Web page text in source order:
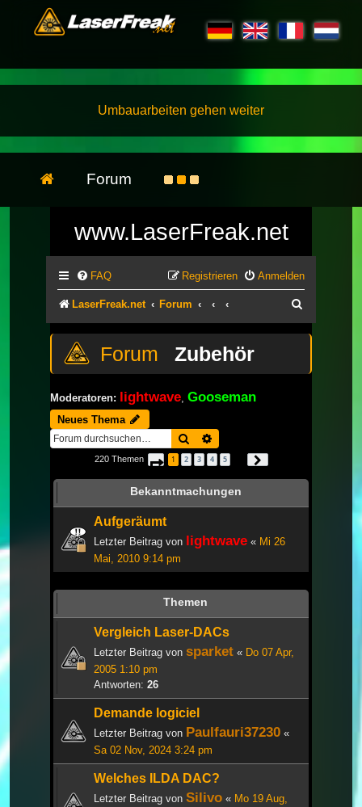
Umbauarbeiten gehen weiter
Forum
www.LaserFreak.net
FAQ Anmelden
Registrieren
LaserFreak.net Forum
Zubehör
Moderatoren: lightwave Gooseman
Neues Thema
Suche
220 Themen Seite 1von
1 2 3 4 5
Bekanntmachungen
Aufgeräumt
Letzter Beitrag von lightwave « Mi 26
Mai, 2010 9:14 pm
Themen
Vergleich Laser-DACs
Letzter Beitrag von sparket « Do 07 Apr,
2005 1:10 pm
Antworten: 26
Demande logiciel
Letzter Beitrag von Paulfauri37230 «
Sa 02 Nov, 2024 3:24 pm
Welches ILDA DAC?
Letzter Beitrag von Silivo « Mo 19 Aug,